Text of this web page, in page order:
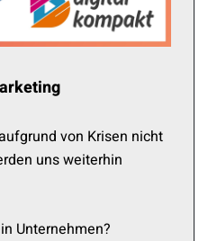
von Krisen nicht
uns weiterhin
Unternehmen?